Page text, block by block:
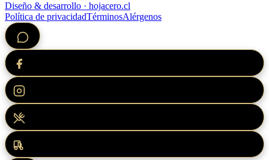
Diseño & desarrollo · hojacero.cl
Política de privacidadTérminosAlérgenos